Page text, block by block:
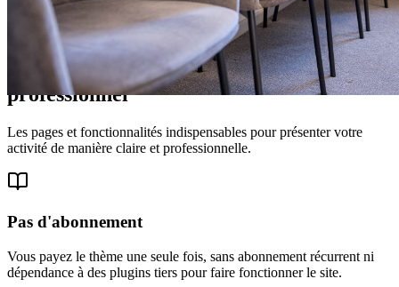
Tout le nécessaire pour votre site
professionnel
Les pages et fonctionnalités indispensables pour présenter votre
activité de manière claire et professionnelle.
Pas d'abonnement
Vous payez le thème une seule fois, sans abonnement récurrent ni
dépendance à des plugins tiers pour faire fonctionner le site.